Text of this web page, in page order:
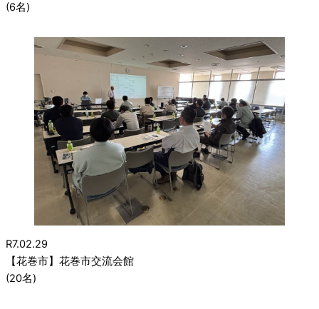
(6名)
R7.02.29
【花巻市】花巻市交流会館
(20名)